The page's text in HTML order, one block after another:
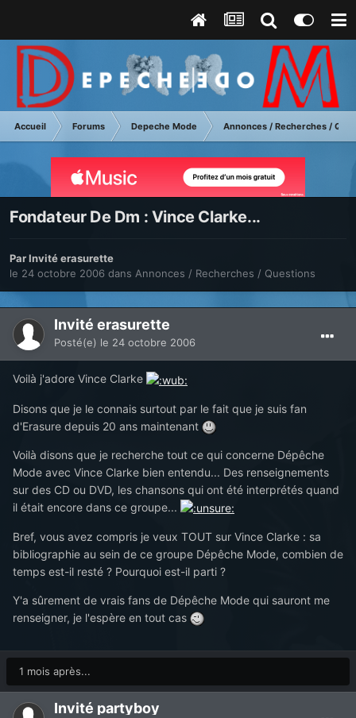
Accueil Forums Depeche Mode Annonces / Recherches /
Fondateur De Dm : Vince Clarke...
Par Invité erasurette
le 24 octobre 2006 dans Annonces / Recherches / Questions
Invité erasurette
Posté(e) le 24 octobre 2006
Voilà j'adore Vince Clarke
Disons que je le connais surtout par le fait que je suis fan
d'Erasure depuis 20 ans maintenant
Voilà disons que je recherche tout ce qui concerne Dépêche
Mode avec Vince Clarke bien entendu... Des renseignements
sur des CD ou DVD, les chansons qui ont été interprétés quand
il était encore dans ce groupe...
Bref, vous avez compris je veux TOUT sur Vince Clarke : sa
bibliographie au sein de ce groupe Dépêche Mode, combien de
temps est-il resté ? Pourquoi est-il parti ?
Y'a sûrement de vrais fans de Dépêche Mode qui sauront me
renseigner, je l'espère en tout cas
1 mois après...
Invité partyboy